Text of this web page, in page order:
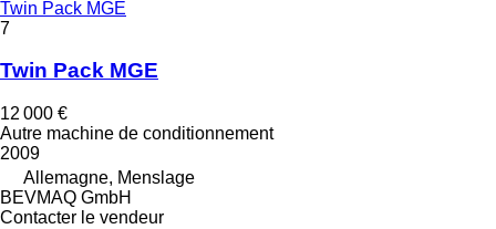
Twin Pack MGE
7
Twin Pack MGE
12 000 €
Autre machine de conditionnement
2009
Allemagne, Menslage
BEVMAQ GmbH
Contacter le vendeur